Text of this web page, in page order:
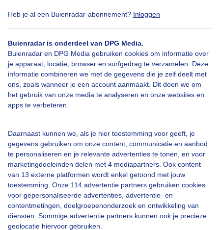
Heb je al een Buienradar-abonnement? Inloggen
Buienradar is onderdeel van DPG Media.
Buienradar en DPG Media gebruiken cookies om informatie over
je apparaat, locatie, browser en surfgedrag te verzamelen. Deze
informatie combineren we met de gegevens die je zelf deelt met
ons, zoals wanneer je een account aanmaakt. Dit doen we om
het gebruik van onze media te analyseren en onze websites en
apps te verbeteren.
Daarnaast kunnen we, als je hier toestemming voor geeft, je
gegevens gebruiken om onze content, communicatie en aanbod
te personaliseren en je relevante advertenties te tonen, en voor
marketingdoeleinden delen met 4 mediapartners. Ook content
van 13 externe platformen wordt enkel getoond met jouw
toestemming. Onze 114 advertentie partners gebruiken cookies
voor gepersonaliseerde advertenties, advertentie- en
contentmetingen, doelgroepenonderzoek en ontwikkeling van
diensten. Sommige advertentie partners kunnen ook je precieze
geolocatie hiervoor gebruiken.
Bekijk slideshow
Een moment geduld aub...
Over Buienradar